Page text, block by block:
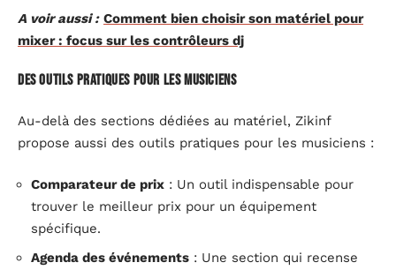
A voir aussi : Comment bien choisir son matériel pour
mixer : focus sur les contrôleurs dj
Des outils pratiques pour les musiciens
Au-delà des sections dédiées au matériel, Zikinf
propose aussi des outils pratiques pour les musiciens :
Comparateur de prix : Un outil indispensable pour
trouver le meilleur prix pour un équipement
spécifique.
Agenda des événements : Une section qui recense